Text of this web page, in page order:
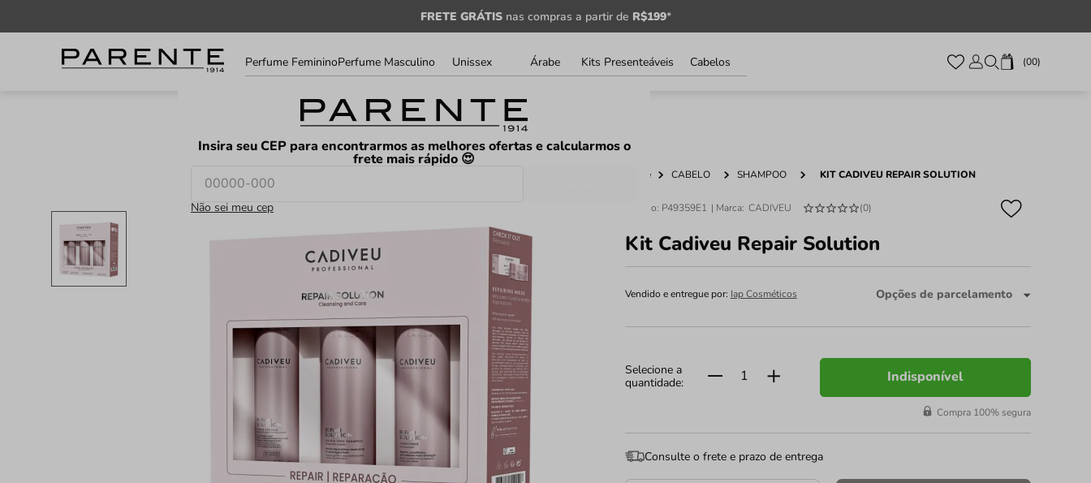
FRETE GRÁTISnas compras a partir de R$199*
LOJAS FAVORITOS
Informe
seu
CEP
Insira seu CEP para encontrarmos as melhores ofertas e calcularmos o
frete mais rápido 😍
Não sei meu cep
00
Perfume FemininoPerfume Masculino Unissex Árabe Kits Presenteáveis Cabelos
Home CABELO SHAMPOO KIT CADIVEU REPAIR SOLUTION
Código: P49359E1 CADIVEU (0)
Kit Cadiveu Repair Solution
Vendido e entregue por: Iap Cosméticos Opções de parcelamento
Indisponível
Compra 100% segura
Consulte o frete e prazo de entrega